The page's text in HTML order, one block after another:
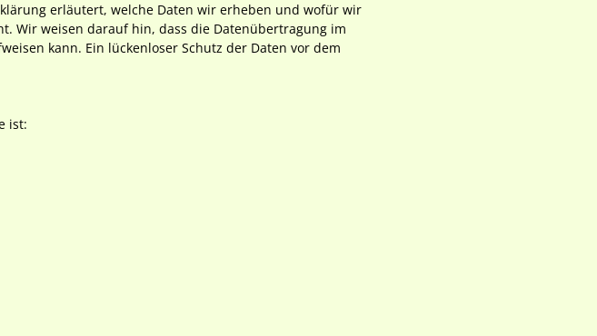
erläutert, welche Daten wir erheben und wofür wir
Wir weisen darauf hin, dass die Datenübertragung im
kann. Ein lückenloser Schutz der Daten vor dem
ist: